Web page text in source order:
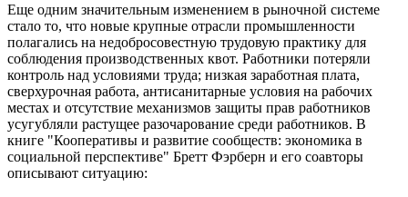
Еще одним значительным изменением в рыночной системе
стало то, что новые крупные отрасли промышленности
полагались на недобросовестную трудовую практику для
соблюдения производственных квот. Работники потеряли
контроль над условиями труда; низкая заработная плата,
сверхурочная работа, антисанитарные условия на рабочих
местах и отсутствие механизмов защиты прав работников
усугубляли растущее разочарование среди работников. В
книге "Кооперативы и развитие сообществ: экономика в
социальной перспективе" Бретт Фэрберн и его соавторы
описывают ситуацию: